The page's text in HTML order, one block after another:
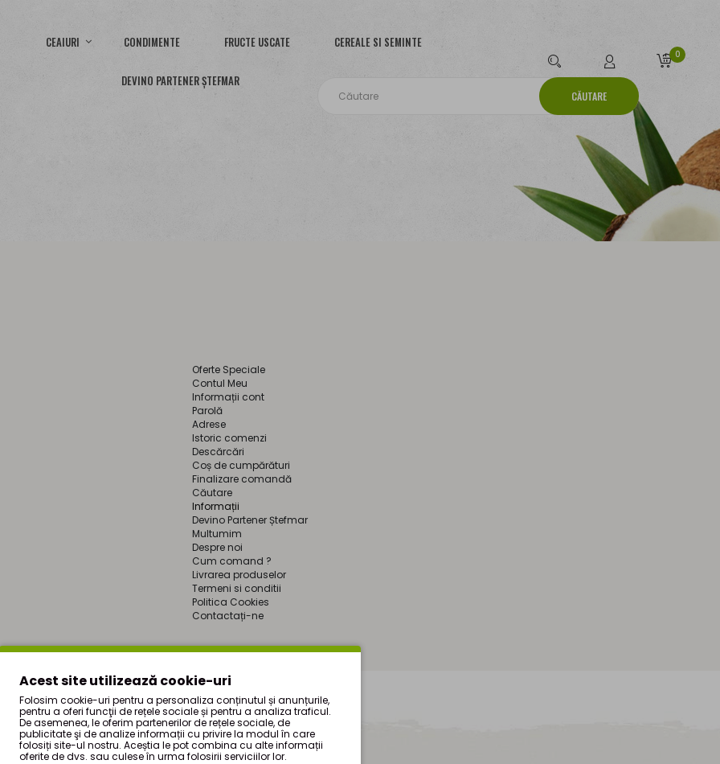
CEAIURI CONDIMENTE FRUCTE USCATE CEREALE SI SEMINTE
DEVINO PARTENER ȘTEFMAR
CĂUTARE
0
Oferte Speciale
Contul Meu
Informații cont
Parolă
Adrese
Istoric comenzi
Descărcări
Coș de cumpărături
Finalizare comandă
Căutare
Informații
Devino Partener Ștefmar
Multumim
Despre noi
Cum comand ?
Livrarea produselor
Termeni si conditii
Politica Cookies
Contactați-ne
Acest site utilizează cookie-uri
Folosim cookie-uri pentru a personaliza conținutul și anunțurile,
pentru a oferi funcţii de rețele sociale și pentru a analiza traficul.
De asemenea, le oferim partenerilor de rețele sociale, de
publicitate şi de analize informații cu privire la modul în care
folosiți site-ul nostru. Aceștia le pot combina cu alte informații
oferite de dvs. sau culese în urma folosirii serviciilor lor.